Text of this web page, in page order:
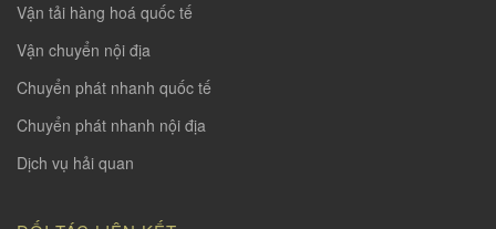
Vận tải hàng hoá quốc tế
Vận chuyển nội địa
Chuyển phát nhanh quốc tế
Chuyển phát nhanh nội địa
Dịch vụ hải quan